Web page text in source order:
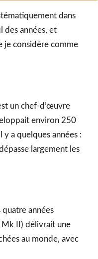
dans
des années, et
je considère comme
un chef-d’œuvre
environ 250
y a quelques années :
largement les
années
Mk II) délivrait une
au monde, avec